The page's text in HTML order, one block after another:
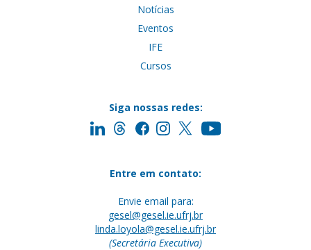
Notícias
Eventos
IFE
Cursos
Siga nossas redes:
Entre em contato:
Envie email para:
gesel@gesel.ie.ufrj.br
linda.loyola@gesel.ie.ufrj.br
(Secretária Executiva)